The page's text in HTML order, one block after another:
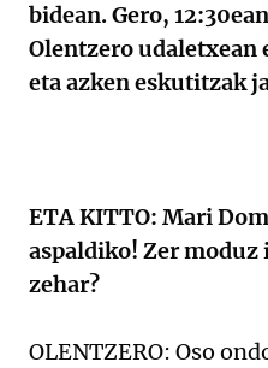
bidean. Gero,
Olentzero udaletxean
eta azken eskutitzak
ETA KITTO: Mari
aspaldiko! Zer
zehar?
OLENTZERO: Oso